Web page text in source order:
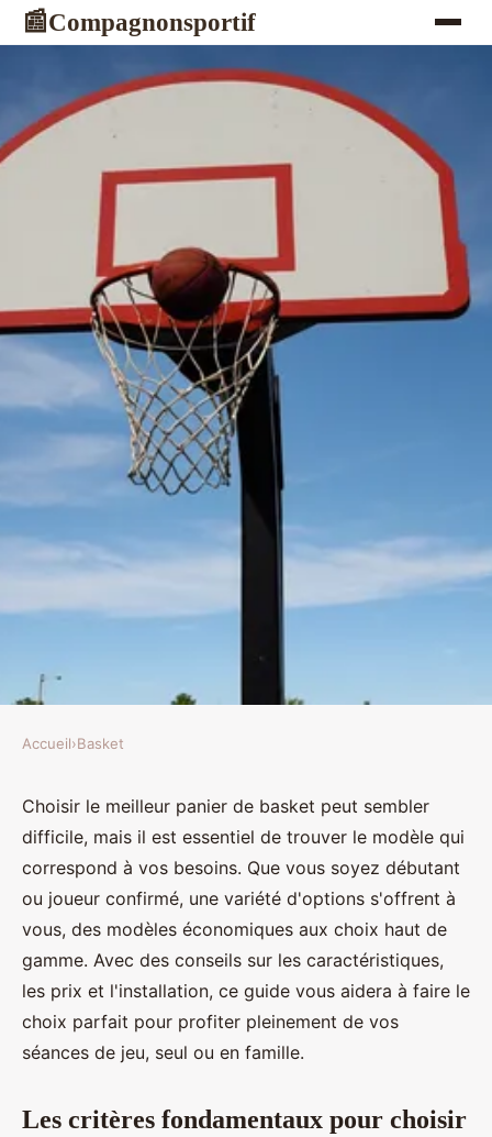
📰Compagnonsportif
Le meilleur panier de basket :
trouvez celui qui vous convient
Valentine•10 mars 2025•5 min de lecture
Accueil›Basket
Choisir le meilleur panier de basket peut sembler
difficile, mais il est essentiel de trouver le modèle qui
correspond à vos besoins. Que vous soyez débutant
ou joueur confirmé, une variété d'options s'offrent à
vous, des modèles économiques aux choix haut de
gamme. Avec des conseils sur les caractéristiques,
les prix et l'installation, ce guide vous aidera à faire le
choix parfait pour profiter pleinement de vos
séances de jeu, seul ou en famille.
Les critères fondamentaux pour choisir